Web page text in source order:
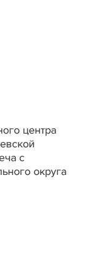
центра
с
округа